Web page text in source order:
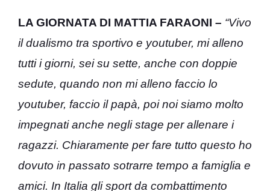
LA GIORNATA DI MATTIA FARAONI – “Vivo
il dualismo tra sportivo e youtuber, mi alleno
tutti i giorni, sei su sette, anche con doppie
sedute, quando non mi alleno faccio lo
youtuber, faccio il papà, poi noi siamo molto
impegnati anche negli stage per allenare i
ragazzi. Chiaramente per fare tutto questo ho
dovuto in passato sotrarre tempo a famiglia e
amici. In Italia gli sport da combattimento